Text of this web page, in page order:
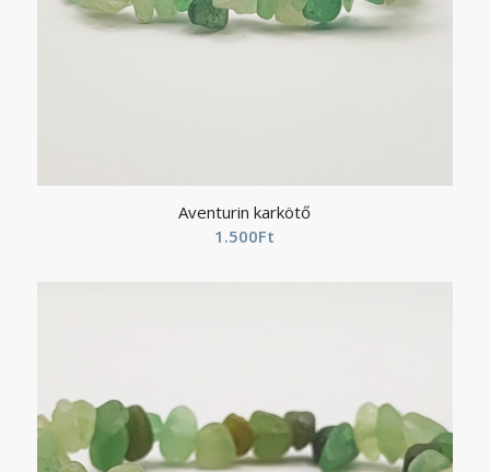
Aventurin karkötő
1.500Ft